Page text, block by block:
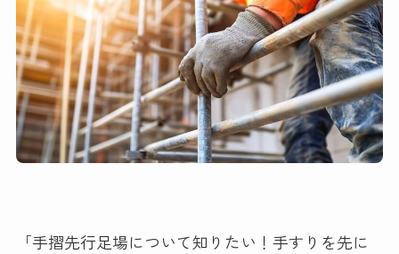
「手摺先行足場について知りたい！手すりを先に